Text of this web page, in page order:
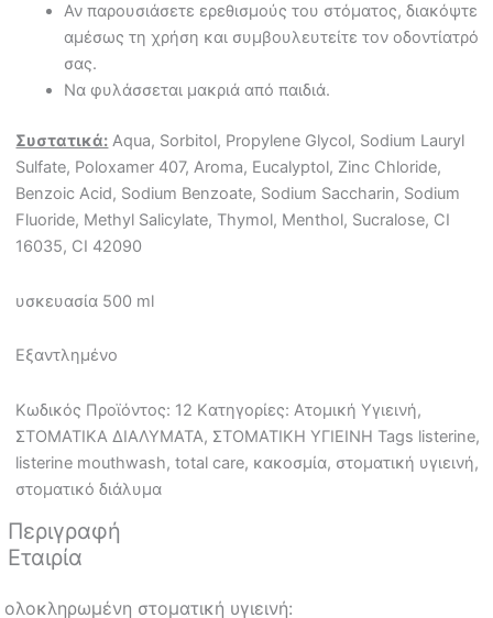
Αν παρουσιάσετε ερεθισμούς του στόματος, διακόψτε
αμέσως τη χρήση και συμβουλευτείτε τον οδοντίατρό
σας.
Να φυλάσσεται μακριά από παιδιά.
Συστατικά: Aqua, Sorbitol, Propylene Glycol, Sodium Lauryl
Sulfate, Poloxamer 407, Aroma, Eucalyptol, Zinc Chloride,
Benzoic Acid, Sodium Benzoate, Sodium Saccharin, Sodium
Fluoride, Methyl Salicylate, Thymol, Menthol, Sucralose, CI
16035, CI 42090
υσκευασία 500 ml
Εξαντλημένο
Κωδικός Προϊόντος: 12 Kατηγορίες: Ατομική Υγιεινή,
ΣΤΟΜΑΤΙΚΑ ΔΙΑΛΥΜΑΤΑ, ΣΤΟΜΑΤΙΚΗ ΥΓΙΕΙΝΗ Tags listerine,
listerine mouthwash,total care, κακοσμία, στοματική υγιεινή,
στοματικό διάλυμα
Περιγραφή
Εταιρία
ολοκληρωμένη στοματική υγιεινή: